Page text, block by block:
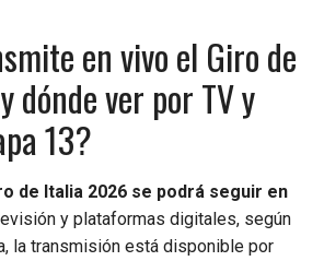
en vivo el Giro de
dónde ver por TV y
13?
de Italia 2026 se podrá seguir en
y plataformas digitales, según
la transmisión está disponible por